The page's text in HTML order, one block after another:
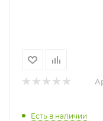
Есть в наличии